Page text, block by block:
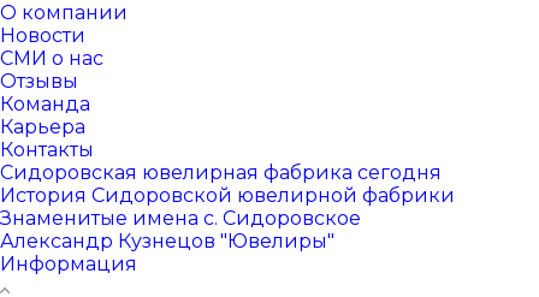
О компании
Новости
СМИ о нас
Отзывы
Команда
Карьера
Контакты
Сидоровская ювелирная фабрика сегодня
История Сидоровской ювелирной фабрики
Знаменитые имена с. Сидоровское
Александр Кузнецов "Ювелиры"
Информация